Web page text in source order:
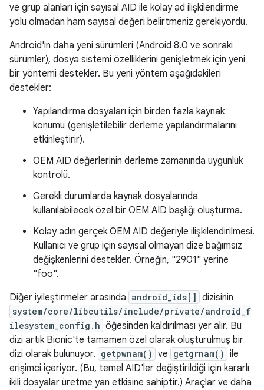
ve grup alanları için sayısal AID ile kolay ad ilişkilendirme
yolu olmadan ham sayısal değeri belirtmeniz gerekiyordu.
Android'in daha yeni sürümleri (Android 8.0 ve sonraki
sürümler), dosya sistemi özelliklerini genişletmek için yeni
bir yöntemi destekler. Bu yeni yöntem aşağıdakileri
destekler:
Yapılandırma dosyaları için birden fazla kaynak
konumu (genişletilebilir derleme yapılandırmalarını
etkinleştirir).
OEM AID değerlerinin derleme zamanında uygunluk
kontrolü.
Gerekli durumlarda kaynak dosyalarında
kullanılabilecek özel bir OEM AID başlığı oluşturma.
Kolay adın gerçek OEM AID değeriyle ilişkilendirilmesi.
Kullanıcı ve grup için sayısal olmayan dize bağımsız
değişkenlerini destekler. Örneğin, "2901" yerine
"foo".
Diğer iyileştirmeler arasında android_ids[] dizisinin
system/core/libcutils/include/private/android_f
ilesystem_config.h öğesinden kaldırılması yer alır. Bu
dizi artık Bionic'te tamamen özel olarak oluşturulmuş bir
dizi olarak bulunuyor. getpwnam() ve getgrnam() ile
erişimci içeriyor. (Bu, temel AID'ler değiştirildiği için kararlı
ikili dosyalar üretme yan etkisine sahiptir.) Araçlar ve daha